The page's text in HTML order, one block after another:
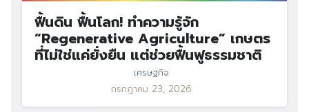
ฟื้นดิน ฟื้นโลก! ทำความรู้จัก
“Regenerative Agriculture” เกษตร
ที่ไม่ใช่แค่ยั่งยืน แต่ช่วยฟื้นฟูธรรมชาติ
เศรษฐกิจ
กรกฎาคม 23, 2026